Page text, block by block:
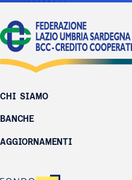
CHI SIAMO
BANCHE
AGGIORNAMENTI